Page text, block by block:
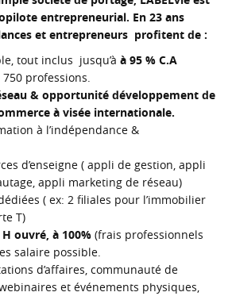
entrepreneurial. En 23 ans
et entrepreneurs profitent de :
tout inclus jusqu’à à 95 % C.A
professions.
& opportunité développement de
à visée internationale.
à l’indépendance &
d’enseigne ( appli de gestion, appli
appli marketing de réseau)
( ex: 2 filiales pour l’immobilier
T)
ouvré, à 100% (frais professionnels
salaire possible.
d’affaires, communauté de
et événements physiques,